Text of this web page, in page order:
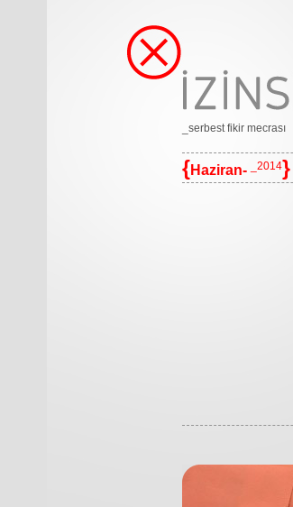
_serbest fikir mecrası
{Haziran- _2014}